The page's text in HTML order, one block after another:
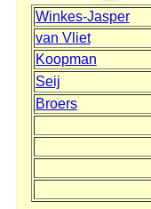
Winkes-Jasper
van Vliet
Koopman
Seij
Broers